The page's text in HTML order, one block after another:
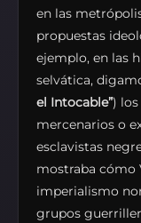
en las
propuestas
ejemplo, en las
selvática,
el Intocable”)
mercenarios o
esclavistas
mostraba cómo
imperialismo
grupos